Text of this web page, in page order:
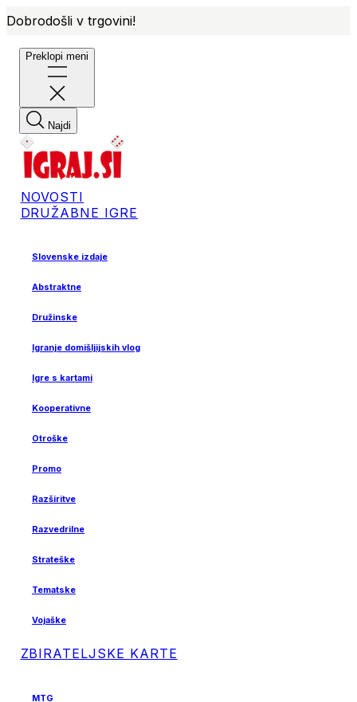
Dobrodošli v trgovini!
Preklopi meni
Najdi
NOVOSTI
DRUŽABNE IGRE
Slovenske izdaje
Abstraktne
Družinske
Igranje domišljijskih vlog
Igre s kartami
Kooperativne
Otroške
Promo
Razširitve
Razvedrilne
Strateške
Tematske
Vojaške
ZBIRATELJSKE KARTE
MTG